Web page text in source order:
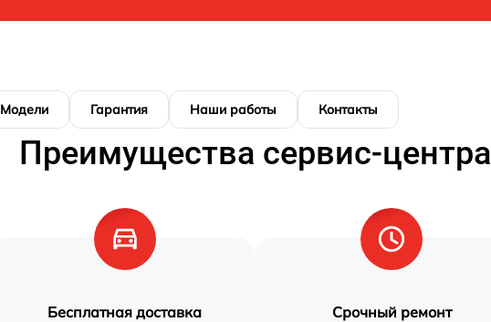
Модели Гарантия Наши работы Контакты
Преимущества сервис-центра
Бесплатная доставка Срочный ремонт